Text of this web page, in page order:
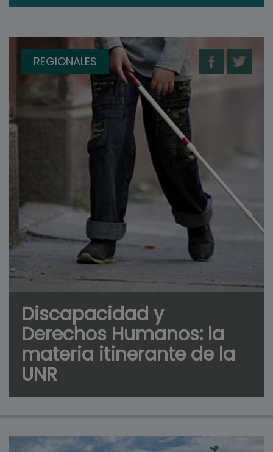
REGIONALES
Discapacidad y
Derechos Humanos: la
materia itinerante de la
UNR